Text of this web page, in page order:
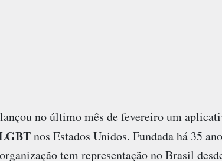
lançou no último mês de fevereiro um
nos Estados Unidos. Fundada há 35
tem representação no Brasil